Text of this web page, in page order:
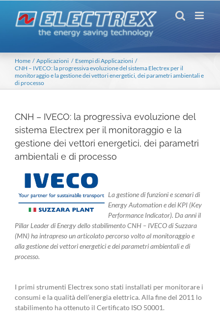
contenuto
Home Applicazioni
Esempi di Applicazioni
CNH – IVECO: la progressiva evoluzione del sistema Electrex per il
monitoraggio e la gestione dei vettori energetici, dei parametri ambientali e
di processo
CNH – IVECO: la progressiva evoluzione del
sistema Electrex per il monitoraggio e la
gestione dei vettori energetici, dei parametri
ambientali e di processo
La gestione di funzioni e scenari di
Energy Automation e dei KPI (Key
Performance Indicator). Da anni il
Pillar Leader di Energy dello stabilimento CNH – IVECO di Suzzara
(MN) ha intrapreso un articolato percorso volto al monitoraggio e
alla gestione dei vettori energetici e dei parametri ambientali e di
processo.
I primi strumenti Electrex sono stati installati per monitorare i
consumi e la qualità dell’energia elettrica. Alla fine del 2011 lo
stabilimento ha ottenuto il Certificato ISO 50001.